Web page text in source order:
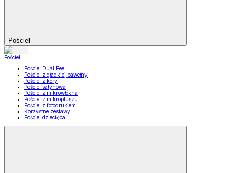
Pościel
Pościel
Pościel Dual Feel
Pościel z gładkiej bawełny
Pościel z kory
Pościel satynowa
Pościel z mikrowłókna
Pościel z mikropluszu
Pościel z fotodrukiem
Korzystne zestawy
Pościel dziecięca